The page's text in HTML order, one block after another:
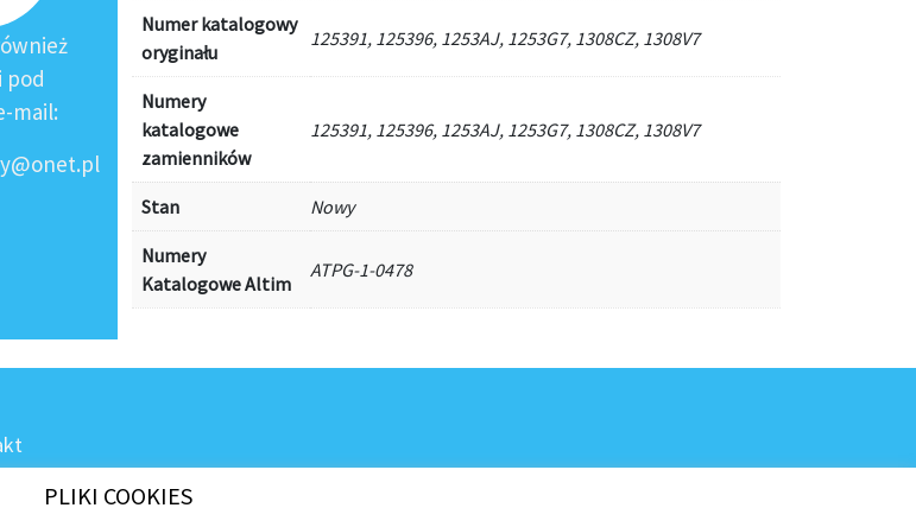
pod
mail:
Numer katalogowy
oryginału
125391, 125396, 1253AJ, 1253G7, 1308CZ, 1308V7
Numery
katalogowe
zamienników
125391, 125396, 1253AJ, 1253G7, 1308CZ, 1308V7
Stan Nowy
Numery
Katalogowe Altim
ATPG-1-0478
sklepu
PLIKI COOKIES